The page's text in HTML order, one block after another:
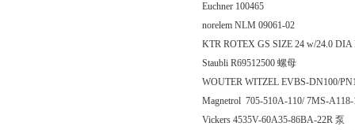
Euchner 100465
norelem NLM 09061-02
KTR ROTEX GS SIZE 24 w/24.0
Staubli R69512500 螺母
WOUTER WITZEL EVBS-DN100/
Magnetrol 705-510A-110/ 7MS-
Vickers 4535V-60A35-86BA-22R 泵